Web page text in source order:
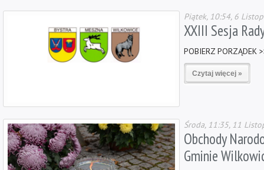
Piątek, 10:54, 6
XXIII Sesja
POBIERZ PORZĄDEK
Czytaj więcej »
Środa, 11:35, 11
Obchody
Gminie